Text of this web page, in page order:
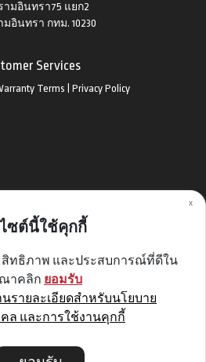
x
ไซต์นี้ใช้คุกกี้
สิทธิภาพ และประสบการณ์ที่ดีใน
ณาคลิก ยอมรับ
นรายละเอียดสำหรับนโยบาย
ล และการใช้งานคุกกี้
ามอินทรา75 แยก2
อินทรา กทม. 10230
Services
Terms Privacy Policy
Sign me up